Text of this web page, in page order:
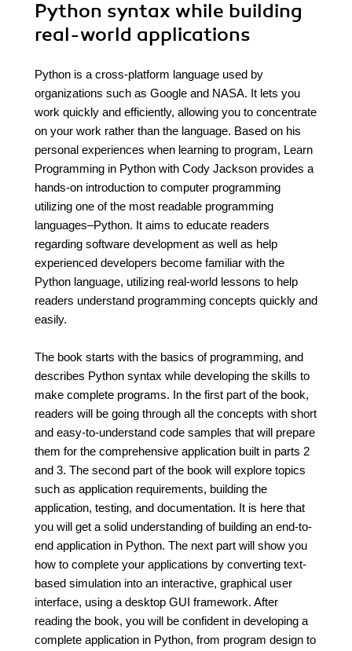
Python syntax while building
real-world applications
Python is a cross-platform language used by
organizations such as Google and NASA. It lets you
work quickly and efficiently, allowing you to concentrate
on your work rather than the language. Based on his
personal experiences when learning to program, Learn
Programming in Python with Cody Jackson provides a
hands-on introduction to computer programming
utilizing one of the most readable programming
languages–Python. It aims to educate readers
regarding software development as well as help
experienced developers become familiar with the
Python language, utilizing real-world lessons to help
readers understand programming concepts quickly and
easily.
The book starts with the basics of programming, and
describes Python syntax while developing the skills to
make complete programs. In the first part of the book,
readers will be going through all the concepts with short
and easy-to-understand code samples that will prepare
them for the comprehensive application built in parts 2
and 3. The second part of the book will explore topics
such as application requirements, building the
application, testing, and documentation. It is here that
you will get a solid understanding of building an end-to-
end application in Python. The next part will show you
how to complete your applications by converting text-
based simulation into an interactive, graphical user
interface, using a desktop GUI framework. After
reading the book, you will be confident in developing a
complete application in Python, from program design to